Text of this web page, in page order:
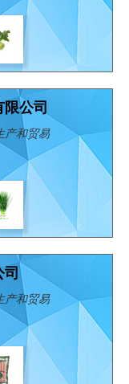
公司
产和贸易
产和贸易